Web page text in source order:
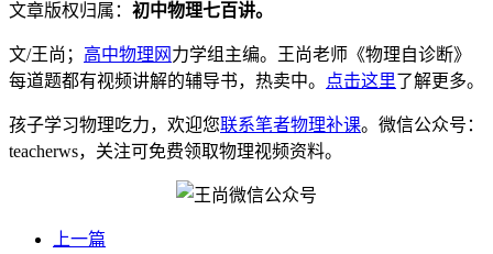
文章版权归属： 初中物理七百讲。
文/王尚； 高中物理网 力学组主编。王尚老师《物理自诊断》
每道题都有视频讲解的辅导书，热卖中。
点击这里了解更多。
孩子学习物理吃力，欢迎您联系笔者物理补课。微信公众号：
teacherws，关注可免费领取物理视频资料。
上一篇